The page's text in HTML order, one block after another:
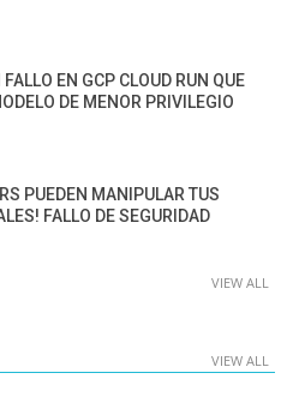
FALLO EN GCP CLOUD RUN QUE
DE MENOR PRIVILEGIO
PUEDEN MANIPULAR TUS
FALLO DE SEGURIDAD
VIEW ALL
VIEW ALL